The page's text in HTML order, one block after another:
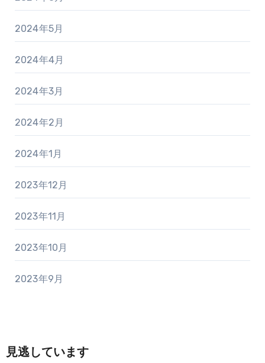
2024年5月
2024年4月
2024年3月
2024年2月
2024年1月
2023年12月
2023年11月
2023年10月
2023年9月
見逃しています